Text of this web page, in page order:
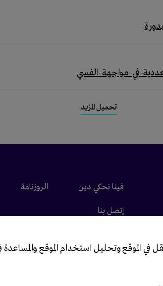
تحميل المزيد
فينا نحكي دين الروزنامة
إتصل بنا
في الموقع وتحليل استخدام الموقع